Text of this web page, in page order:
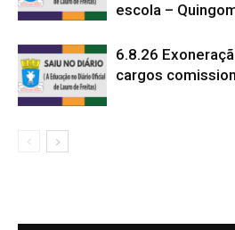
escola –
6.8.26
cargos